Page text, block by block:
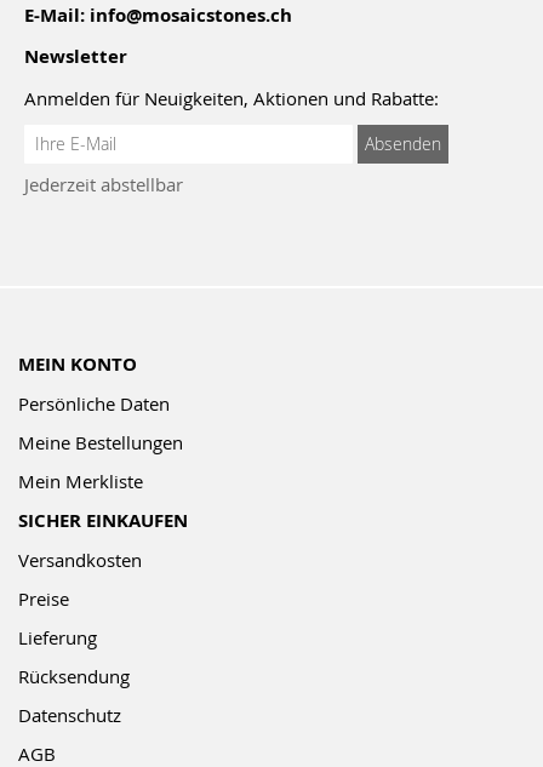
E-Mail: info@mosaicstones.ch
Newsletter
Anmelden für Neuigkeiten, Aktionen und Rabatte:
Anmeldung
Newsletter:
Absenden
Jederzeit abstellbar
MEIN KONTO
Persönliche Daten
Meine Bestellungen
Mein Merkliste
SICHER EINKAUFEN
Versandkosten
Preise
Lieferung
Rücksendung
Datenschutz
AGB